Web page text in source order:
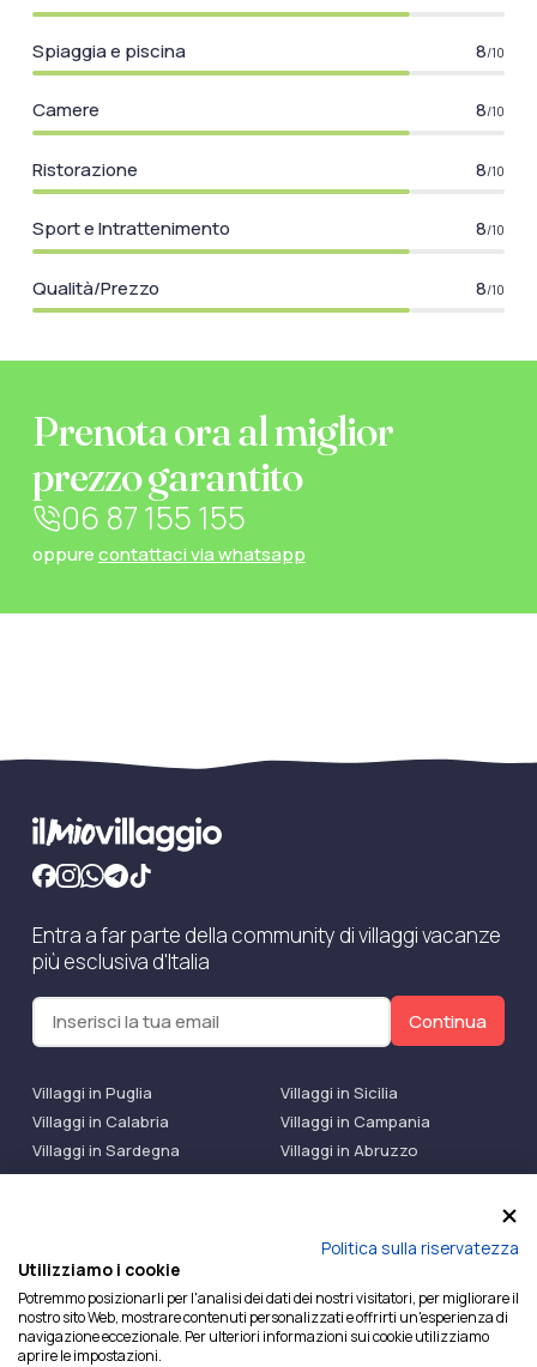
Spiaggia e piscina 8/10
Camere 8/10
Ristorazione 8/10
Sport e Intrattenimento 8/10
Qualità/Prezzo 8/10
Prenota ora al miglior
prezzo garantito
06 87 155 155
oppurecontattaci via whatsapp
Entra a far parte della community di villaggi vacanze
più esclusiva d'Italia
Continua
Villaggi in Puglia
Villaggi in Sicilia
Villaggi in Calabria
Villaggi in Campania
Villaggi in Sardegna
Villaggi in Abruzzo
Villaggi Bluserena
Villaggi TH Resort
Ilmiovillaggio è un marchio di Ekiwi S.r.l.
Licenza Agenzia Viaggi e Turismo n° 2015/0133251 del
26/02/2015 e coperta da RC per Agenzia di Viaggi n°
Politica sulla riservatezza
Utilizziamo i cookie
Potremmo posizionarli per l'analisi dei dati dei nostri visitatori, per migliorare il
nostro sito Web, mostrare contenuti personalizzati e offrirti un'esperienza di
navigazione eccezionale. Per ulteriori informazioni sui cookie utilizziamo
aprire le impostazioni.